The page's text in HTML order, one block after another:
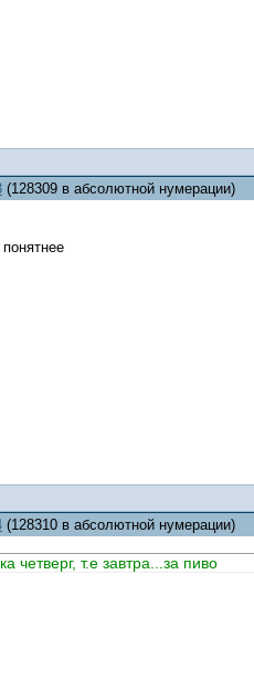
(128309 в абсолютной нумерации)
(128310 в абсолютной нумерации)
четверг, т.е завтра...за пиво